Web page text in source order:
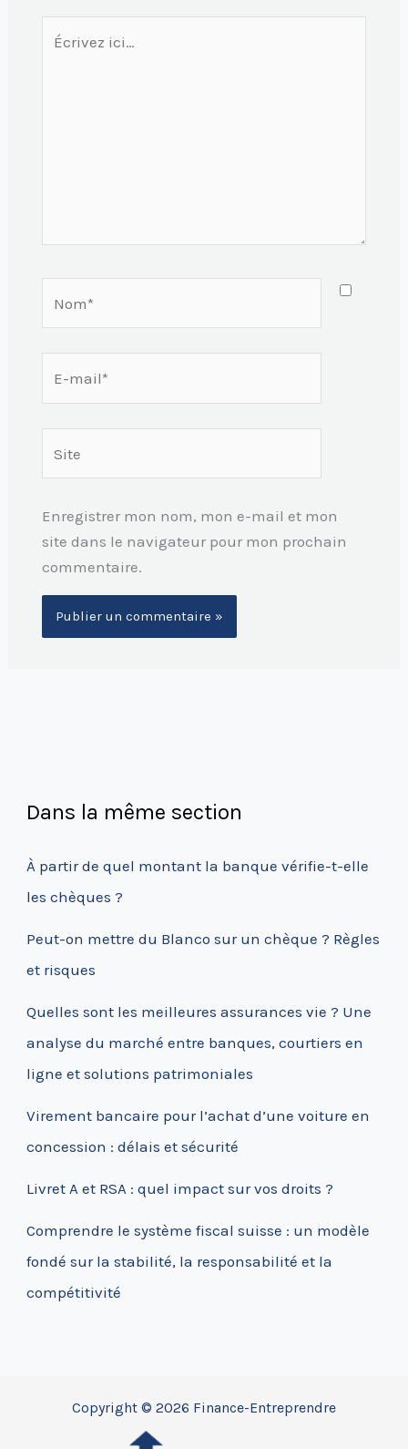
ici…
Enregistrer mon nom, mon e-mail et mon
site dans le navigateur pour mon prochain
commentaire.
Dans la même section
À partir de quel montant la banque vérifie-t-elle
les chèques ?
Peut-on mettre du Blanco sur un chèque ? Règles
et risques
Quelles sont les meilleures assurances vie ? Une
analyse du marché entre banques, courtiers en
ligne et solutions patrimoniales
Virement bancaire pour l’achat d’une voiture en
concession : délais et sécurité
Livret A et RSA : quel impact sur vos droits ?
Comprendre le système fiscal suisse : un modèle
fondé sur la stabilité, la responsabilité et la
compétitivité
Copyright © 2026 Finance-Entreprendre